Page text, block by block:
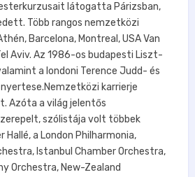
látogatta Párizsban,
Több rangos nemzetközi
Barcelona, Montreal, USA Van
Aviv. Az 1986-os budapesti Liszt-
a londoni Terence Judd- és
karrierje
Azóta a világ jelentős
szólistája volt többek
a London Philharmonia,
Istanbul Chamber Orchestra,
Orchestra, New-Zealand